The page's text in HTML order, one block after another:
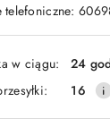
telefoniczne:
w ciągu:
24
16